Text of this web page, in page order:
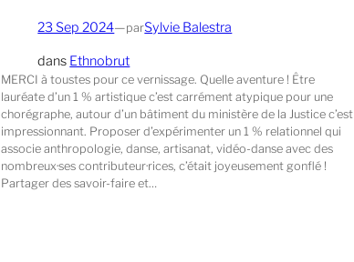
23 Sep 2024—parSylvie Balestra
dans Ethnobrut
MERCI à toustes pour ce vernissage. Quelle aventure ! Être
lauréate d’un 1 % artistique c’est carrément atypique pour une
chorégraphe, autour d’un bâtiment du ministère de la Justice c’est
impressionnant. Proposer d’expérimenter un 1 % relationnel qui
associe anthropologie, danse, artisanat, vidéo-danse avec des
nombreux·ses contributeur·rices, c’était joyeusement gonflé !
Partager des savoir-faire et…